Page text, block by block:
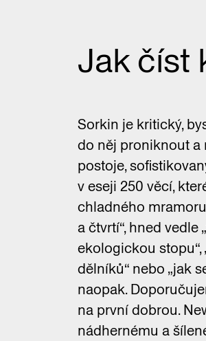
Jak číst
Sorkin je kritický,
do něj proniknout a
postoje,
v eseji 250 věcí,
chladného
a čtvrtí“, hned
ekologickou stopu“,
dělníků“ nebo „jak
naopak.
na první dobrou.
nádhernému a